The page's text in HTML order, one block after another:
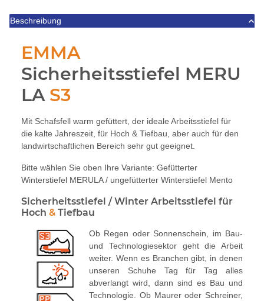
Beschreibung
EMMA
Sicherheitsstiefel MERU
LA S3
Mit Schafsfell warm gefüttert, der ideale Arbeitsstiefel für
die kalte Jahreszeit, für Hoch & Tiefbau, aber auch für den
landwirtschaftlichen Bereich sehr gut geeignet.
Bitte wählen Sie oben Ihre Variante: Gefütterter
Winterstiefel MERULA / ungefütterter Winterstiefel Mento
Sicherheitsstiefel / Winter Arbeitsstiefel für
Hoch & Tiefbau
Ob Regen oder Sonnenschein, im Bau-
und Technologiesektor geht die Arbeit
weiter. Wenn es Branchen gibt, in denen
unseren Schuhe Tag für Tag alles
abverlangt wird, dann sind es Bau und
Technologie. Ob Maurer oder Schreiner,